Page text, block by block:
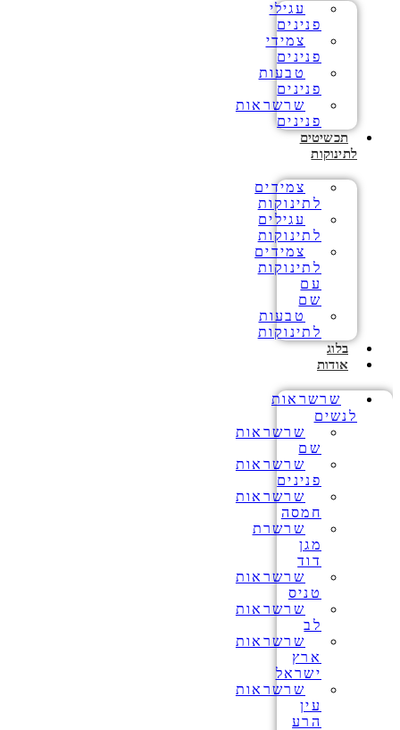
עגילי
פנינים
צמידי
פנינים
טבעות
פנינים
שרשראות
פנינים
תכשיטים
לתינוקות
צמידים
לתינוקות
עגילים
לתינוקות
צמידים
לתינוקות
עם
שם
טבעות
לתינוקות
בלוג
אודות
שרשראות
לנשים
שרשראות
שם
שרשראות
פנינים
שרשראות
חמסה
שרשרת
מגן
דוד
שרשראות
טניס
שרשראות
לב
שרשראות
ארץ
ישראל
שרשראות
עין
הרע